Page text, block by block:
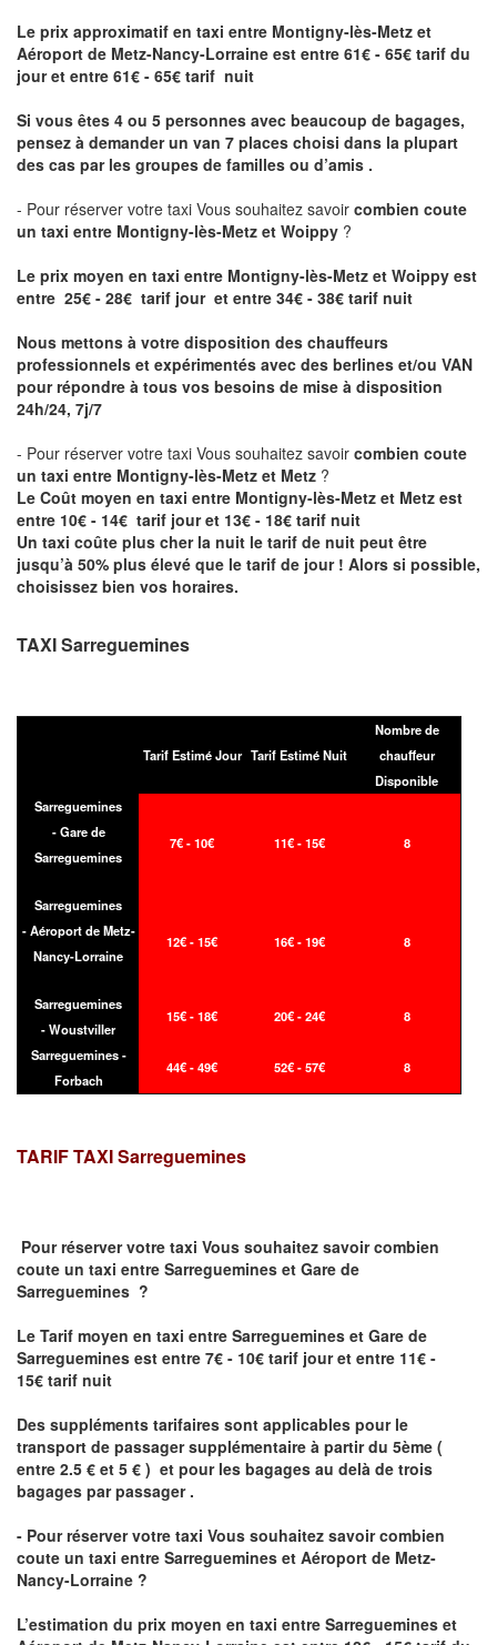
Le prix approximatif en taxi entre Montigny-lès-Metz et
Aéroport de Metz-Nancy-Lorraine est entre 61€ - 65€ tarif du
jour et entre 61€ - 65€ tarif nuit
Si vous êtes 4 ou 5 personnes avec beaucoup de bagages,
pensez à demander un van 7 places choisi dans la plupart
des cas par les groupes de familles ou d’amis .
- Pour réserver votre taxi Vous souhaitez savoir combien coute
un taxi entre Montigny-lès-Metz et Woippy ?
Le prix moyen en taxi entre Montigny-lès-Metz et Woippy est
entre 25€ - 28€ tarif jour et entre 34€ - 38€ tarif nuit
Nous mettons à votre disposition des chauffeurs
professionnels et expérimentés avec des berlines et/ou VAN
pour répondre à tous vos besoins de mise à disposition
24h/24, 7j/7
- Pour réserver votre taxi Vous souhaitez savoir combien coute
un taxi entre Montigny-lès-Metz et Metz ?
Le Coût moyen en taxi entre Montigny-lès-Metz et Metz est
entre 10€ - 14€ tarif jour et 13€ - 18€ tarif nuit
Un taxi coûte plus cher la nuit le tarif de nuit peut être
jusqu’à 50% plus élevé que le tarif de jour ! Alors si possible,
choisissez bien vos horaires.
TAXI Sarreguemines
Tarif Estimé Jour Tarif Estimé Nuit
Nombre de
chauffeur
Disponible
Sarreguemines
- Gare de
Sarreguemines
7€ - 10€ 11€ - 15€ 8
Sarreguemines
- Aéroport de Metz-
Nancy-Lorraine
12€ - 15€ 16€ - 19€ 8
Sarreguemines
- Woustviller
15€ - 18€ 20€ - 24€ 8
Sarreguemines -
Forbach
44€ - 49€ 52€ - 57€ 8
TARIF TAXISarreguemines
Pour réserver votre taxi Vous souhaitez savoircombien
coute un taxi entre Sarreguemines et Gare de
Sarreguemines ?
Le Tarif moyen en taxi entre Sarreguemines et Gare de
Sarreguemines est entre 7€ - 10€ tarif jour et entre 11€ -
15€ tarif nuit
Des suppléments tarifaires sont applicables pour le
transport de passager supplémentaire à partir du 5ème (
entre 2.5 € et 5 € ) et pour les bagages au delà de trois
bagages par passager .
- Pour réserver votre taxi Vous souhaitez savoircombien
coute un taxi entre Sarreguemines et Aéroport de Metz-
Nancy-Lorraine ?
L’estimation du prix moyen en taxi entre Sarreguemines et